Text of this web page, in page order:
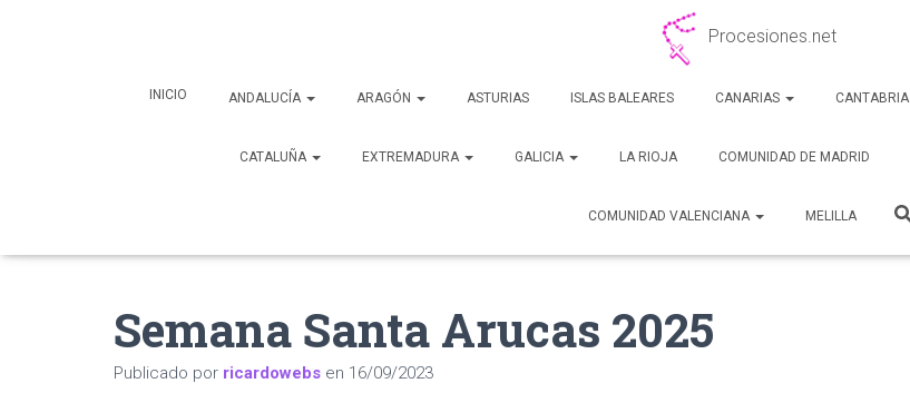
Procesiones.net
INICIO ANDALUCÍA ARAGÓN ASTURIAS ISLAS BALEARES CANARIAS CANTABRIA
CATALUÑA EXTREMADURA GALICIA LA RIOJA COMUNIDAD DE MADRID
COMUNIDAD VALENCIANA MELILLA
Semana Santa Arucas 2025
Publicado por ricardowebs en 16/09/2023